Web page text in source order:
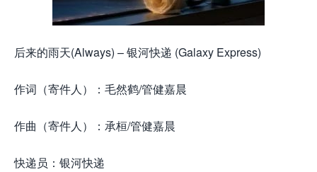
后来的雨天(Always) – 银河快递 (Galaxy Express)
作词（寄件人）：毛然鹤/管健嘉晨
作曲（寄件人）：承桓/管健嘉晨
快递员：银河快递